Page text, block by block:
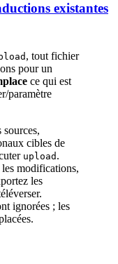
existantes
, tout fichier
pour un
ce qui est
paramètre
sources,
cibles de
upload .
modifications,
les
ignorées ; les